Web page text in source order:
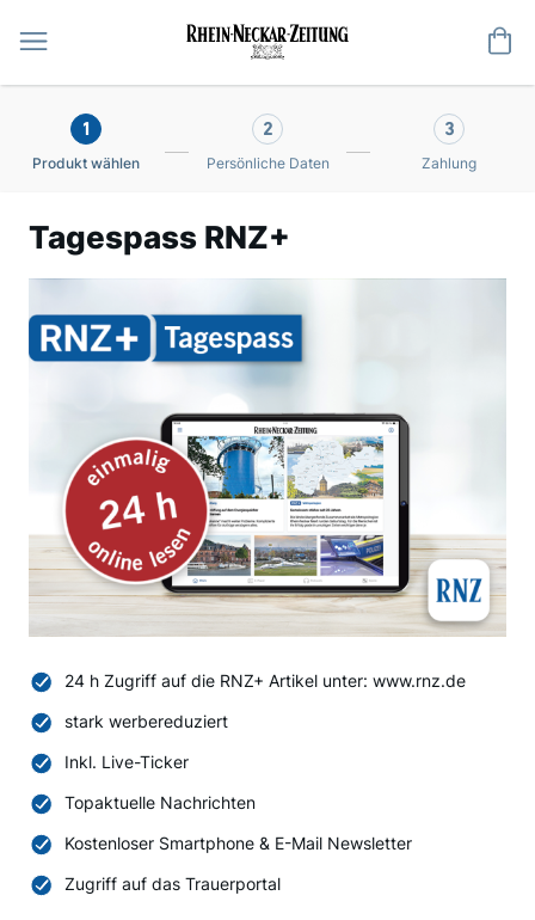
1
Produkt wählen
2
Persönliche Daten
3
Zahlung
Tagespass RNZ+
24 h Zugriff auf die RNZ+ Artikel unter: www.rnz.de
stark werbereduziert
Inkl. Live-Ticker
Topaktuelle Nachrichten
Kostenloser Smartphone & E-Mail Newsletter
Zugriff auf das Trauerportal